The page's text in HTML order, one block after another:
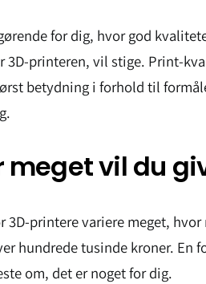
for dig, hvor god
3D-printeren, vil stige. Print-
betydning i forhold til
meget vil du
3D-printere variere meget,
hundrede tusinde kroner. En
om, det er noget for dig.